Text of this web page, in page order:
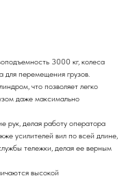
3000 кг, колеса
для перемещения грузов.
что позволяет легко
даже максимально
рук, делая работу оператора
усилителей вил по всей длине,
тележки, делая ее верным
высокой